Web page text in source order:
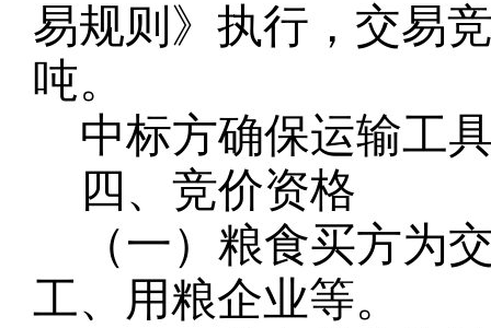
易规则》执行，交易
吨。
中标方确保运输工
四、竞价资格
（一）粮食买方为
工、用粮企业等。